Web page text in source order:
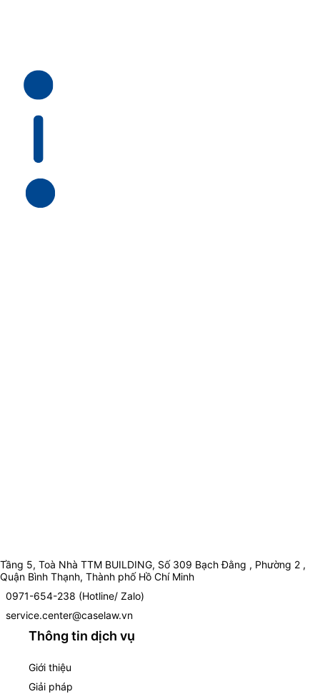
Tầng 5, Toà Nhà TTM BUILDING, Số 309 Bạch Đằng , Phường 2 ,
Quận Bình Thạnh, Thành phố Hồ Chí Minh
0971-654-238 (Hotline/ Zalo)
service.center@caselaw.vn
Thông tin dịch vụ
Giới thiệu
Giải pháp